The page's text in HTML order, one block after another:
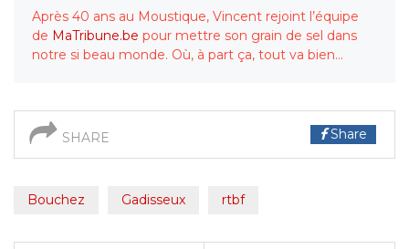
Après 40 ans au Moustique, Vincent rejoint l’équipe
de MaTribune.be pour mettre son grain de sel dans
notre si beau monde. Où, à part ça, tout va bien…
SHARE Share
Bouchez Gadisseux rtbf